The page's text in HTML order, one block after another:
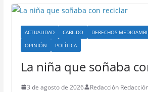
ACTUALIDAD CABILDO DERECHOS
OPINIÓN
POLÍTICA
La niña que soñaba
3 de agosto de 2026 Redacción